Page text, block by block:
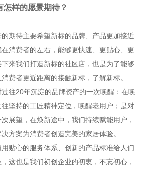
怎样的愿景期待？
期待主要希望新标的品牌、产品更加接近
消费者的左右，能够更快速、更贴心、更
来我们打造新标的社区店，也是为了能够
费者更近距离的接触新标，了解新标。
往20年沉淀的品牌资产的一次唤醒：在唤
坚持的工匠精神定位，唤醒老用户；是对
展望，在焕新途中，我们持续赋能用户，
方案为消费者创造完美的家居体验。
贴心的服务体系、创新的产品标准给人们
这也是我们初创企业的初衷，不忘初心，